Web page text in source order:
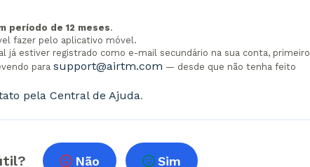
período de 12 meses.
fazer pelo aplicativo móvel.
já estiver registrado como e-mail secundário na sua conta, primeiro
para support@airtm.com — desde que não tenha feito
pela Central de Ajuda.
Não Sim